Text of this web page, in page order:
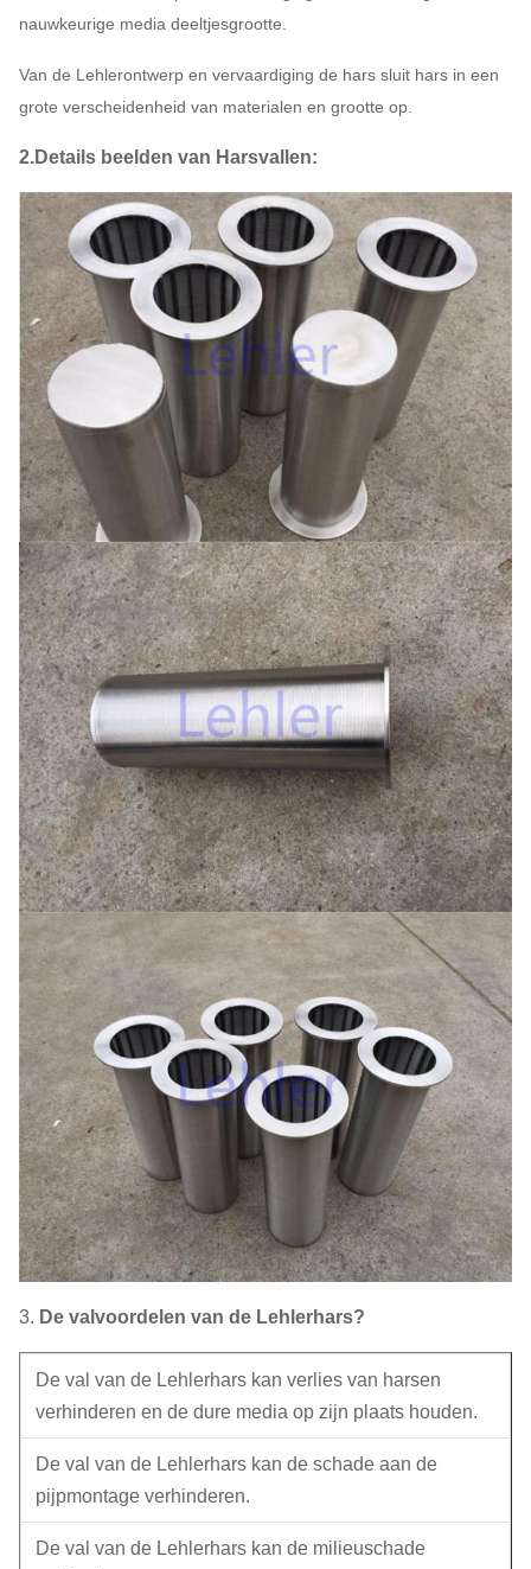
nauwkeurige media deeltjesgrootte.
Van de Lehlerontwerp en vervaardiging de hars sluit hars in een
grote verscheidenheid van materialen en grootte op.
2.Details beelden van Harsvallen:
3. De valvoordelen van de Lehlerhars?
De val van de Lehlerhars kan verlies van harsen
verhinderen en de dure media op zijn plaats houden.
De val van de Lehlerhars kan de schade aan de
pijpmontage verhinderen.
De val van de Lehlerhars kan de milieuschade